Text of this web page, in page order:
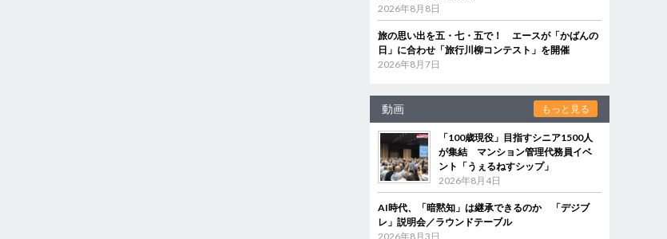
2026年8月8日
旅の思い出を五・七・五で！ エースが「かばんの
日」に合わせ「旅行川柳コンテスト」を開催
2026年8月7日
動画 もっと見る
「100歳現役」目指すシニア1500人
が集結 マンション管理代務員イベ
ント「うぇるねすシップ」
2026年8月4日
AI時代、「暗黙知」は継承できるのか 「デジブ
レ」説明会／ラウンドテーブル
2026年8月3日